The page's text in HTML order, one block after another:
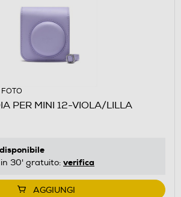
PER MINI 12-VIOLA/LILLA
disponibile
30' gratuito: verifica
AGGIUNGI